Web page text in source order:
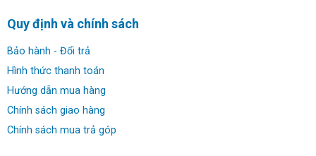
Tính năng thông minh Dell Latitude 7310 2-in-1:
Dell Latitude 7310 2-in-1 có sẵn hệ điều hành Windows
10 , và sử dụng một nền tảng AI đầu tiên tìm hiểu cách
bạn để tạo ra trải nghiệm thông minh hơn, cá nhân hóa và
hiệu quả.
Quy định và chính sách
Bảo hành - Đổi trả
Hình thức thanh toán
Hướng dẫn mua hàng
Chính sách giao hàng
Chính sách mua trả góp